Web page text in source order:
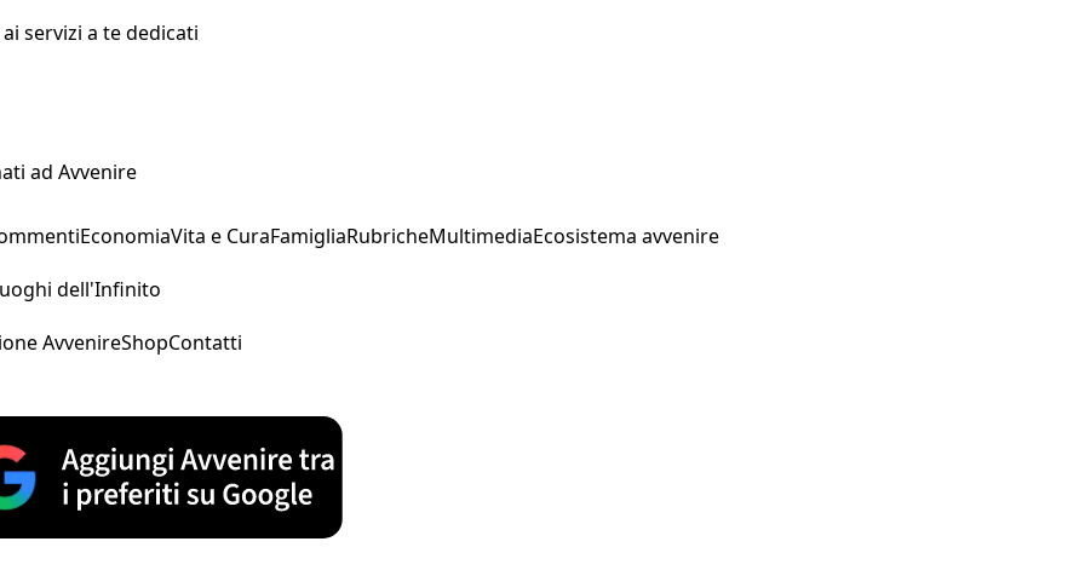
servizi a te dedicati
ad Avvenire
EconomiaVita e CuraFamigliaRubricheMultimediaEcosistema avvenire
dell'Infinito
AvvenireShopContatti